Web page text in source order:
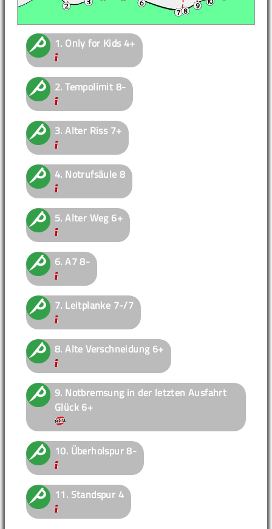
1. Only for Kids4+
2.Tempolimit 8-
3.Alter Riss7+
4. Notrufsäule 8
5.Alter Weg6+
6.A78-
7. Leitplanke 7-/7
8.Alte Verschneidung6+
9. Notbremsung in der letzten Ausfahrt
Glück 6+
10. Überholspur8-
11. Standspur 4